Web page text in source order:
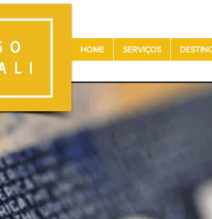
HOME SERVIÇOS